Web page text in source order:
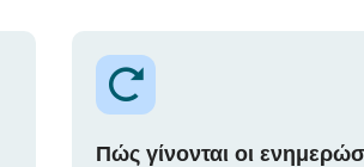
Πώς γίνονται οι